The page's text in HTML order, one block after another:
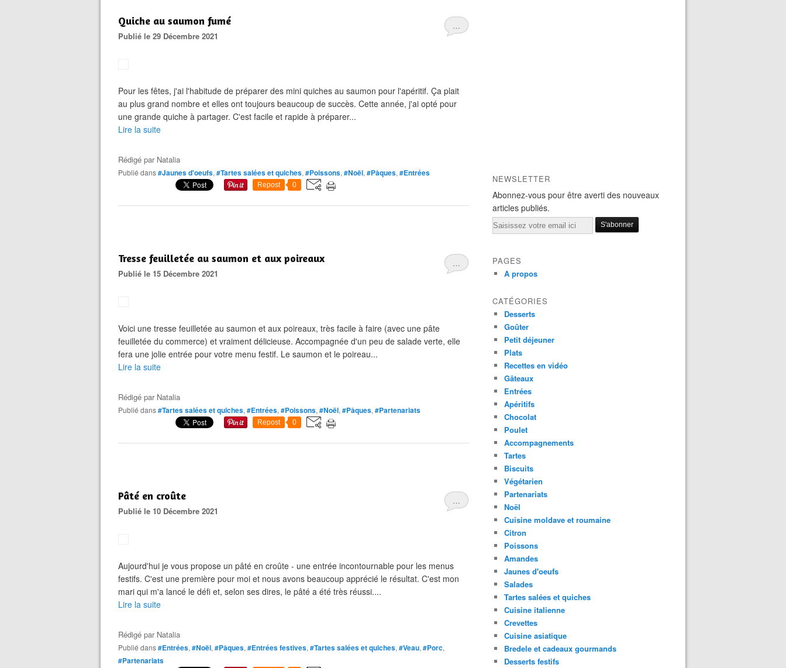
…
Quiche au saumon fumé
Publié le 29 Décembre 2021
Pour les fêtes, j'ai l'habitude de préparer des mini quiches au saumon pour l'apéritif. Ça plait
au plus grand nombre et elles ont toujours beaucoup de succès. Cette année, j'ai opté pour
une grande quiche à partager. C'est facile et rapide à préparer...
Lire la suite
Rédigé par Natalia
Publié dans#Jaunes d'oeufs, #Tartes salées et quiches, #Poissons, #Noël, #Pâques, #Entrées
Repost 0
…
Tresse feuilletée au saumon et aux poireaux
Publié le 15 Décembre 2021
Voici une tresse feuilletée au saumon et aux poireaux, très facile à faire (avec une pâte
feuilletée du commerce) et vraiment délicieuse. Accompagnée d'un peu de salade verte, elle
fera une jolie entrée pour votre menu festif. Le saumon et le poireau...
Lire la suite
Rédigé par Natalia
Publié dans#Tartes salées et quiches, #Entrées, #Poissons, #Noël, #Pâques, #Partenariats
Repost 0
…
Pâté en croûte
Publié le 10 Décembre 2021
Aujourd'hui je vous propose un pâté en croûte - une entrée incontournable pour les menus
festifs. C'est une première pour moi et nous avons beaucoup apprécié le résultat. C'est mon
mari qui m'a lancé le défi et, selon ses dires, le pâté a été très réussi....
Lire la suite
Rédigé par Natalia
Publié dans#Entrées, #Noël, #Pâques, #Entrées festives, #Tartes salées et quiches, #Veau, #Porc,
#Partenariats
NEWSLETTER
Abonnez-vous pour être averti des nouveaux
articles publiés.
Email
PAGES
A propos
CATÉGORIES
Desserts
Goûter
Petit déjeuner
Plats
Recettes en vidéo
Gâteaux
Entrées
Apéritifs
Chocolat
Poulet
Accompagnements
Tartes
Biscuits
Végétarien
Partenariats
Noël
Cuisine moldave et roumaine
Citron
Poissons
Amandes
Jaunes d'oeufs
Salades
Tartes salées et quiches
Cuisine italienne
Crevettes
Cuisine asiatique
Bredele et cadeaux gourmands
Desserts festifs